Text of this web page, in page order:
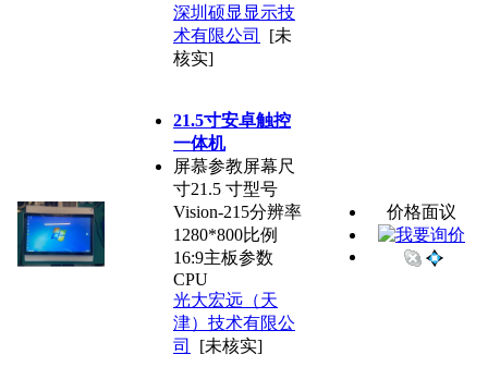
深圳硕显显示技
术有限公司
[未
核实]
21.5寸安卓触控
一体机
屏慕参教屏幕尺
寸21.5 寸型号
Vision-215分辨率
1280*800比例
16:9主板参数
CPU
光大宏远（天
津）技术有限公
司
[未核实]
价格面议